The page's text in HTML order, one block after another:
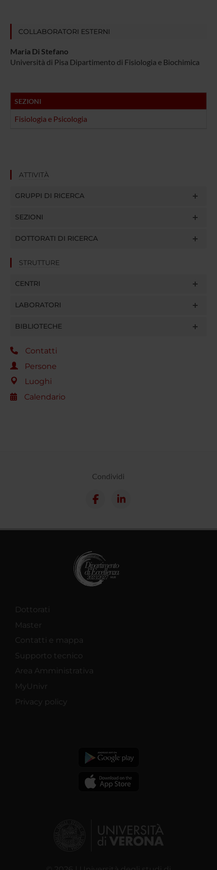
COLLABORATORI ESTERNI
Maria Di Stefano
Università di Pisa Dipartimento di Fisiologia e Biochimica
SEZIONI
Fisiologia e Psicologia
ATTIVITÀ
GRUPPI DI RICERCA
SEZIONI
DOTTORATI DI RICERCA
STRUTTURE
CENTRI
LABORATORI
BIBLIOTECHE
Contatti
Persone
Luoghi
Calendario
Condividi
Dottorati
Master
Contatti e mappa
Supporto tecnico
Area Amministrativa
MyUnivr
Privacy policy